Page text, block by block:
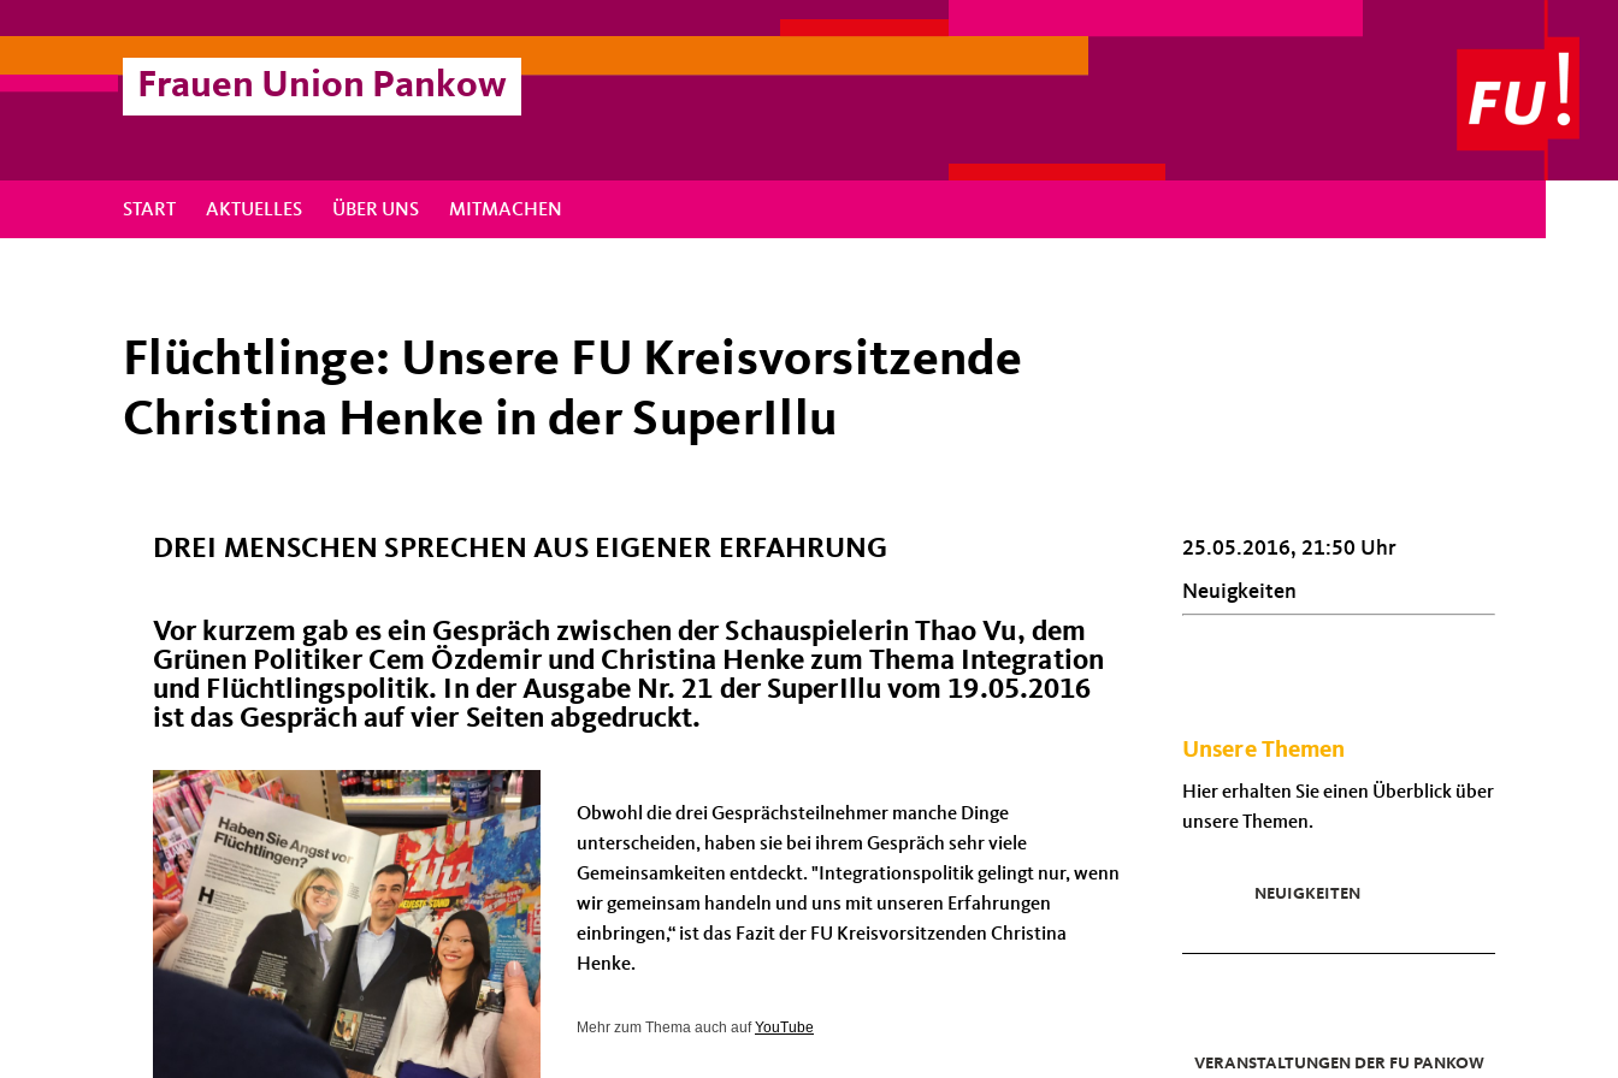
Frauen Union Pankow
START AKTUELLES ÜBER UNS MITMACHEN
Flüchtlinge: Unsere FU Kreisvorsitzende
Christina Henke in der SuperIllu
DREI MENSCHEN SPRECHEN AUS EIGENER ERFAHRUNG
Vor kurzem gab es ein Gespräch zwischen der Schauspielerin Thao Vu, dem
Grünen Politiker Cem Özdemir und Christina Henke zum Thema Integration
und Flüchtlingspolitik. In der Ausgabe Nr. 21 der SuperIllu vom 19.05.2016
ist das Gespräch auf vier Seiten abgedruckt.
Obwohl die drei Gesprächsteilnehmer manche Dinge
unterscheiden, haben sie bei ihrem Gespräch sehr viele
Gemeinsamkeiten entdeckt. "Integrationspolitik gelingt nur, wenn
wir gemeinsam handeln und uns mit unseren Erfahrungen
einbringen,“ ist das Fazit der FU Kreisvorsitzenden Christina
Henke.
Mehr zum Thema auch aufYouTube
25.05.2016, 21:50 Uhr
Neuigkeiten
Unsere Themen
Hier erhalten Sie einen Überblick über
unsere Themen.
NEUIGKEITEN
VERANSTALTUNGEN DER FU PANKOW